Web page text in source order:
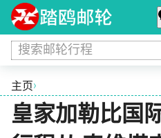
搜索邮轮行程
主页›
皇家加勒比国